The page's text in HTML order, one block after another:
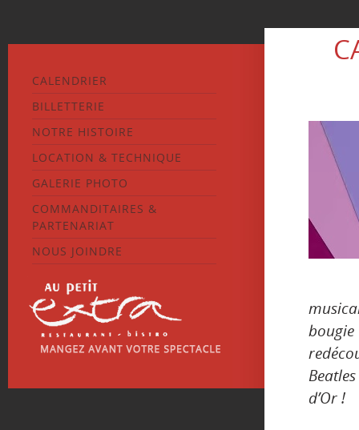
CALENDRIER
BILLETTERIE
NOTRE HISTOIRE
LOCATION & TECHNIQUE
GALERIE PHOTO
COMMANDITAIRES &
PARTENARIAT
NOUS JOINDRE
d’Or !